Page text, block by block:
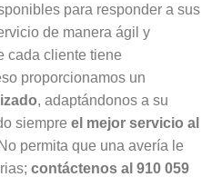
para responder a sus
de manera ágil y
cada cliente tiene
proporcionamos un
, adaptándonos a su
siempre el mejor servicio al
permita que una avería le
contáctenos al 910 059